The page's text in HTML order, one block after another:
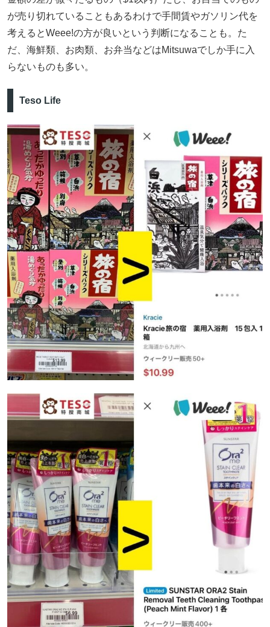
が売り切れていることもあるわけで手間賃やガソリン代を
考えるとWeee!の方が良いという判断になることも。た
だ、海鮮類、お肉類、お弁当などはMitsuwaでしか手に入
らないものも多い。
Teso Life